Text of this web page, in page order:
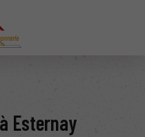
Esternay